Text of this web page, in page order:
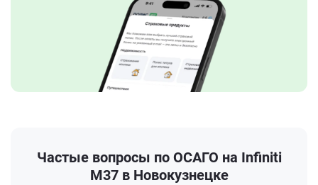
Частые вопросы по ОСАГО на Infiniti
M37 в Новокузнецке